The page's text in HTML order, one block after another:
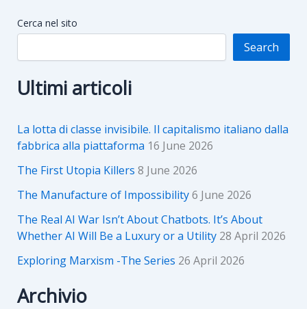
Cerca nel sito
Search
Ultimi articoli
La lotta di classe invisibile. Il capitalismo italiano dalla
fabbrica alla piattaforma 16 June 2026
The First Utopia Killers 8 June 2026
The Manufacture of Impossibility6 June 2026
The Real AI War Isn’t About Chatbots. It’s About
Whether AI Will Be a Luxury or a Utility 28 April 2026
Exploring Marxism -The Series 26 April 2026
Archivio